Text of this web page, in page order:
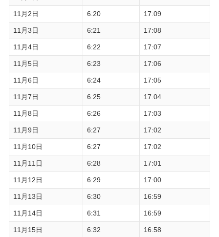
11月2日 6:20 17:09
11月3日 6:21 17:08
11月4日 6:22 17:07
11月5日 6:23 17:06
11月6日 6:24 17:05
11月7日 6:25 17:04
11月8日 6:26 17:03
11月9日 6:27 17:02
11月10日 6:27 17:02
11月11日 6:28 17:01
11月12日 6:29 17:00
11月13日 6:30 16:59
11月14日 6:31 16:59
11月15日 6:32 16:58